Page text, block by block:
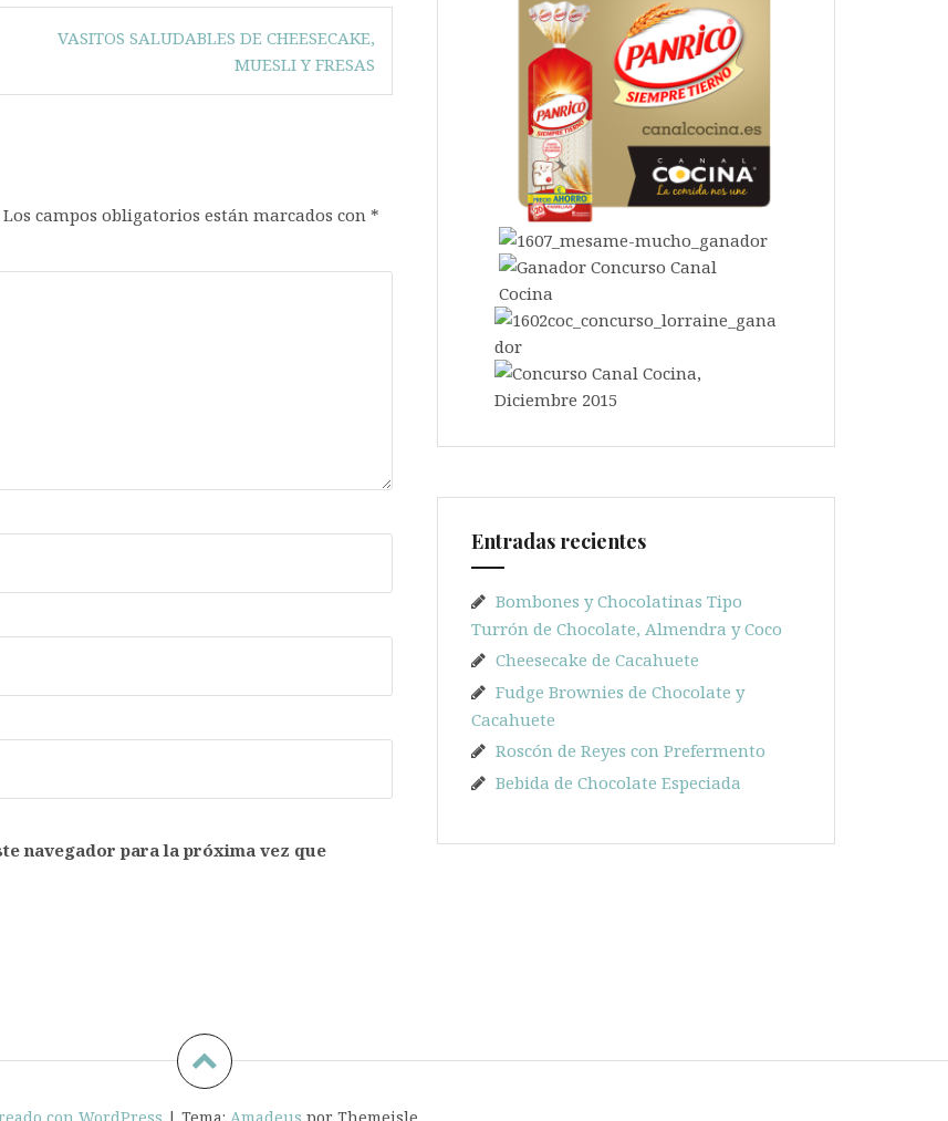
VASITOS SALUDABLES DE CHEESECAKE,
MUESLI Y FRESAS
Los campos obligatorios están marcados con *
navegador para la próxima vez que
Entradas recientes
Bombones y Chocolatinas Tipo
Turrón de Chocolate, Almendra y Coco
Cheesecake de Cacahuete
Fudge Brownies de Chocolate y
Cacahuete
Roscón de Reyes con Prefermento
Bebida de Chocolate Especiada